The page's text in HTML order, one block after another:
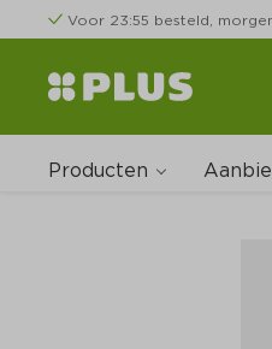
Voor 23:55 besteld,
Producten